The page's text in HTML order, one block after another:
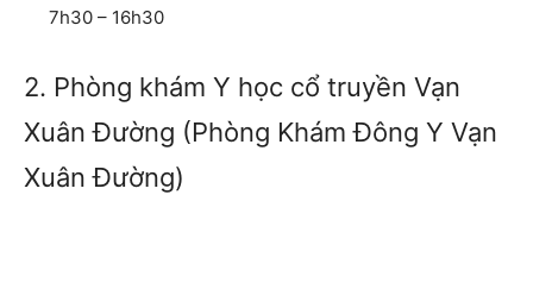
7h30 – 16h30
2. Phòng khám Y học cổ truyền Vạn
Xuân Đường (Phòng Khám Đông Y Vạn
Xuân Đường)